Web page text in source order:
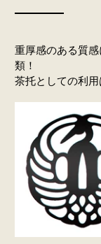
重厚感のある質
類！
茶托としての利